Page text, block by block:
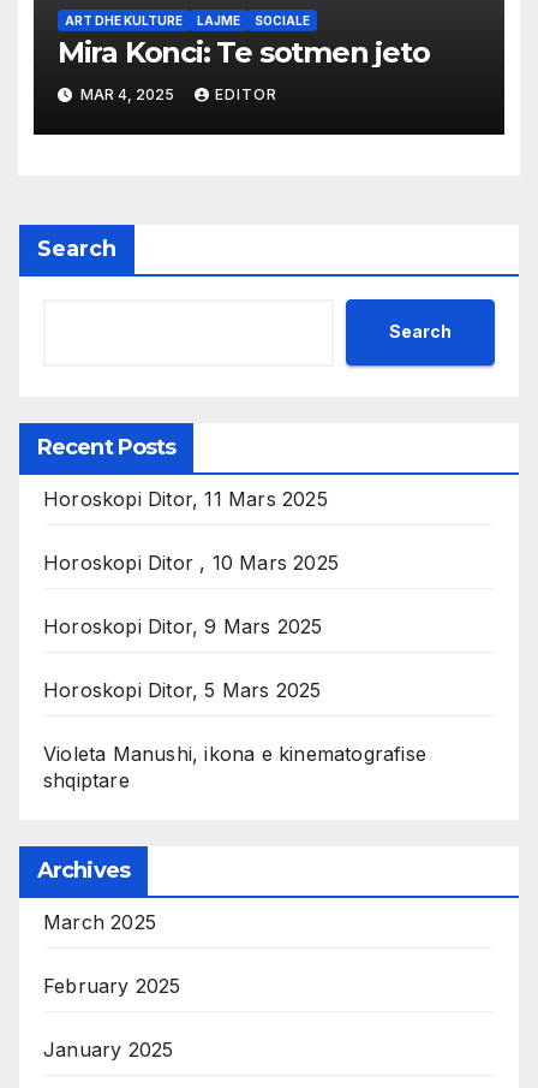
ART DHE KULTURE LAJME SOCIALE
Mira Konci: Te sotmen jeto
MAR 4, 2025 EDITOR
Search
Search
Recent Posts
Horoskopi Ditor, 11 Mars 2025
Horoskopi Ditor , 10 Mars 2025
Horoskopi Ditor, 9 Mars 2025
Horoskopi Ditor, 5 Mars 2025
Violeta Manushi, ikona e kinematografise
shqiptare
Archives
March 2025
February 2025
January 2025